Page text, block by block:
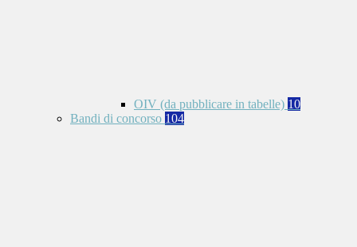
OIV (da pubblicare in tabelle) 10
Bandi di concorso 104